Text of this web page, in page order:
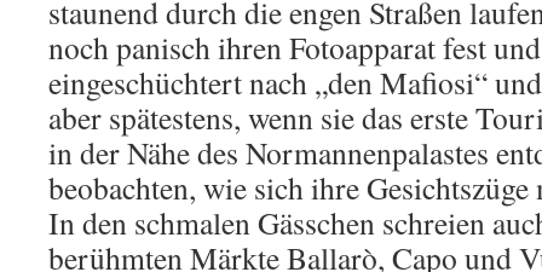
staunend durch die engen Straßen
noch panisch ihren Fotoapparat fest
eingeschüchtert nach „den Mafiosi“
aber spätestens, wenn sie das erste
in der Nähe des Normannenpalastes
beobachten, wie sich ihre
In den schmalen Gässchen schreien
berühmten Märkte Ballarò, Capo und